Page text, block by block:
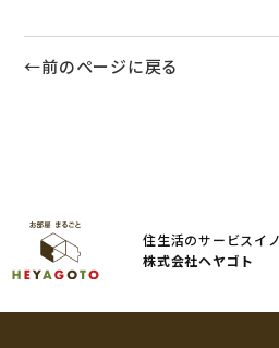
←前のページに戻る
住生活のサービスイ
株式会社ヘヤゴト